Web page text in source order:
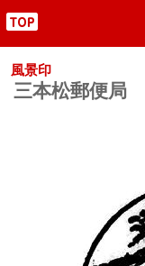
"
風景印
三本松郵便局